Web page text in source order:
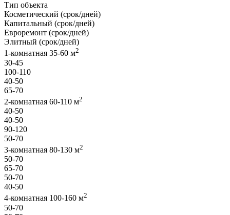
Тип объекта
Косметический (срок/дней)
Капитальный (срок/дней)
Евроремонт (срок/дней)
Элитный (срок/дней)
1-комнатная 35-60 м2
30-45
100-110
40-50
65-70
2-комнатная 60-110 м2
40-50
40-50
90-120
50-70
3-комнатная 80-130 м2
50-70
65-70
50-70
40-50
4-комнатная 100-160 м2
50-70